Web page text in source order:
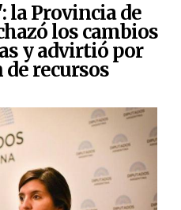
la Provincia de
los cambios
y advirtió por
recursos